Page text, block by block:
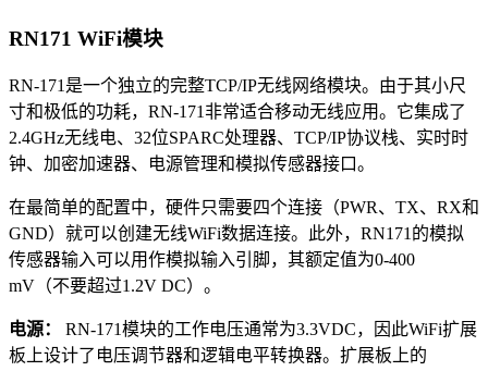
RN171 WiFi模块
RN-171是一个独立的完整TCP/IP无线网络模块。由于其小尺
寸和极低的功耗，RN-171非常适合移动无线应用。它集成了
2.4GHz无线电、32位SPARC处理器、TCP/IP协议栈、实时时
钟、加密加速器、电源管理和模拟传感器接口。
在最简单的配置中，硬件只需要四个连接（PWR、TX、RX和
GND）就可以创建无线WiFi数据连接。此外，RN171的模拟
传感器输入可以用作模拟输入引脚，其额定值为0-400
mV（不要超过1.2V DC）。
电源：
RN-171模块的工作电压通常为3.3VDC，因此WiFi扩展
板上设计了电压调节器和逻辑电平转换器。扩展板上的